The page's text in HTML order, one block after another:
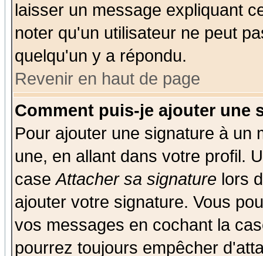
laisser un message expliquant
noter qu'un utilisateur ne peut
quelqu'un y a répondu.
Revenir en haut de page
Comment puis-je ajouter une
Pour ajouter une signature à un
une, en allant dans votre profil.
caseAttacher sa signature lors
ajouter votre signature. Vous
vos messages en cochant la
pourrez toujours empêcher